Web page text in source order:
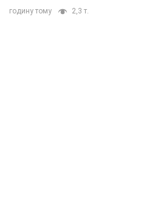
годину тому 2,3 т.